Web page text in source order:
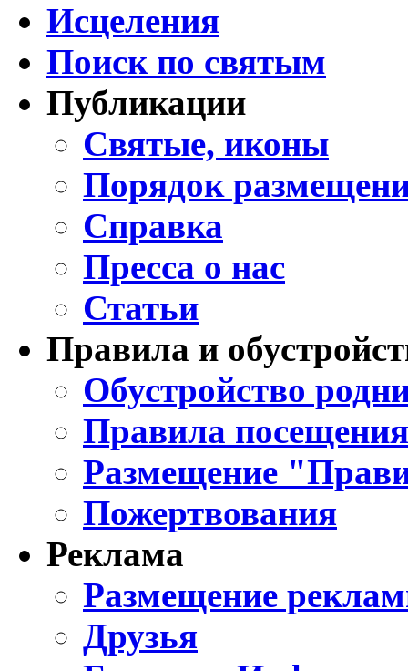
Исцеления
Поиск по святым
Публикации
Святые, иконы
Порядок
Справка
Пресса о нас
Статьи
Правила и
Обустройство
Правила
Размещение
Пожертвования
Реклама
Размещение
Друзья